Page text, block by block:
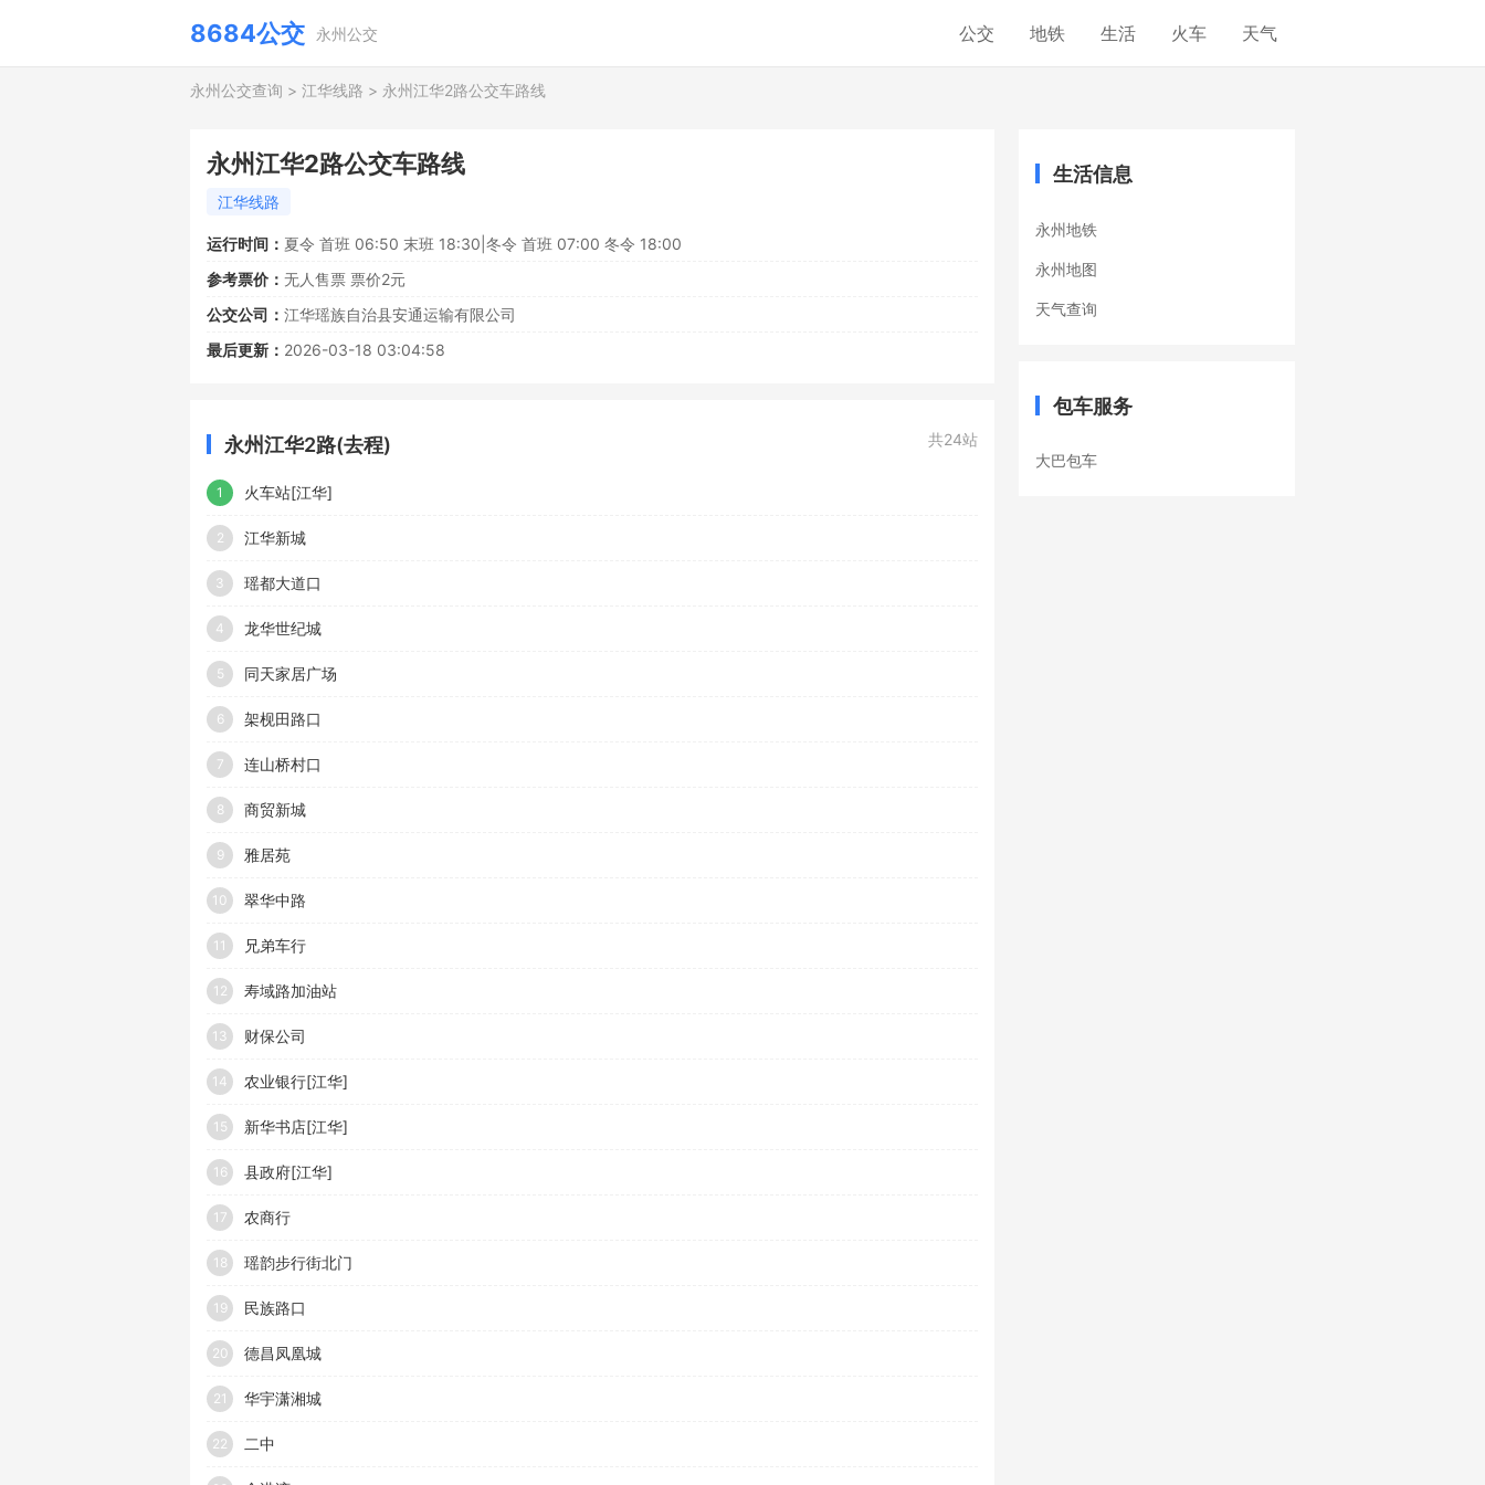
8684公交 永州公交 公交 地铁 生活 火车 天气
永州公交查询 > 江华线路 > 永州江华2路公交车路线
永州江华2路公交车路线
江华线路
运行时间： 夏令 首班 06:50 末班 18:30|冬令 首班 07:00 冬令 18:00
参考票价： 无人售票 票价2元
公交公司： 江华瑶族自治县安通运输有限公司
最后更新： 2026-03-18 03:04:58
永州江华2路(去程) 共24站
1 火车站[江华]
2 江华新城
3 瑶都大道口
4 龙华世纪城
5 同天家居广场
6 架枧田路口
7 连山桥村口
8 商贸新城
9 雅居苑
10 翠华中路
11 兄弟车行
12 寿域路加油站
13 财保公司
14 农业银行[江华]
15 新华书店[江华]
16 县政府[江华]
17 农商行
18 瑶韵步行街北门
19 民族路口
20 德昌凤凰城
21 华宇潇湘城
22 二中
生活信息
永州地铁
永州地图
天气查询
包车服务
大巴包车